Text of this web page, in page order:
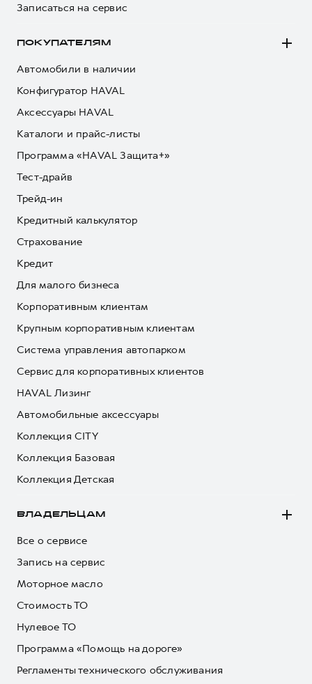
Записаться на сервис
ПОКУПАТЕЛЯМ
Автомобили в наличии
Конфигуратор HAVAL
Аксессуары HAVAL
Каталоги и прайс-листы
Программа «HAVAL Защита+»
Тест-драйв
Трейд-ин
Кредитный калькулятор
Страхование
Кредит
Для малого бизнеса
Корпоративным клиентам
Крупным корпоративным клиентам
Система управления автопарком
Сервис для корпоративных клиентов
HAVAL Лизинг
Автомобильные аксессуары
Коллекция CITY
Коллекция Базовая
Коллекция Детская
ВЛАДЕЛЬЦАМ
Все о сервисе
Запись на сервис
Моторное масло
Стоимость ТО
Нулевое ТО
Программа «Помощь на дороге»
Регламенты технического обслуживания